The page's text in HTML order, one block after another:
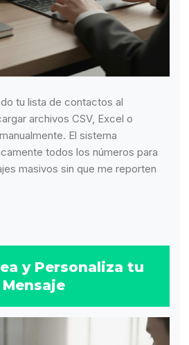
tu lista de contactos al
archivos CSV, Excel o
El sistema
todos los números para
masivos sin que me reporten
y Personaliza tu
Mensaje